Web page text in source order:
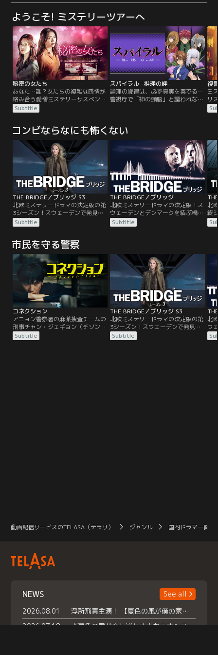
ようこそ! ミステリーツアーへ
秘密の女たち
あなた…誰？女たちの複雑な感情が
絡み合う愛憎ミステリーサスペン
ス。江南（カンナム）は最も教育に
力を入れているファミリーが多い地
め、息子の受験のために日々教育に
熱を注いでいたユンジン（ソン・ユ
ナ）。 そんな彼女のもとに謎の入試
保母、リサ・キム（キム・ソヨン）
がやってくる。しかし、リサのほん
とうの目的は…。
Subtitle
スパイラル -推理の絆-
論理の旋律は、必ず真実を奏でる--
警視庁で「神の頭脳」と謳われなが
く。しかしそれは、「ブレード・チ
ルドレン」と呼ばれる少年少女達
と、そして、兄・鳴海清隆をめぐる
謎の序章にすぎなかった…。
復
ミ
リ
「
化
者
ら
年
脱
ギ
コンビならなにも怖くない
THE BRIDGE／ブリッジ S3
北欧ミステリードラマの決定版の第
3シーズン！スウェーデンで発見さ
れたデンマーク人の奇妙な遺体。サ
ーガは新しくヘンリックとコンビを
Subtitle
THE BRIDGE／ブリッジ
北欧ミステリードラマの決定版！ス
ウェーデンとデンマークを結ぶ橋の
国境線上で遺体が発見される。それ
ぞれの国の刑事がコンビを組み、二
Subtitle
北
終
殺
し
市民を守る警察
コネクション
アニョン警察署の麻薬捜査チームの
刑事チャン・ジェギョン（チソン）
はチームのエースとして大活躍し、
署の誇りと言われるほど華々しく昇
Subtitle
THE BRIDGE／ブリッジ S3
北欧ミステリードラマの決定版の第
3シーズン！スウェーデンで発見さ
れたデンマーク人の奇妙な遺体。サ
ーガは新しくヘンリックとコンビを
Subtitle
北
ウ
国
ぞ
動画配信サービスのTELASA（テラサ） ジャンル 国内ドラマ一覧（
NEWS
See all
2026.08.01
浮所飛貴主演！ 【夏色の風が僕の家にやってきた】 本日よりテラサで独占配信スタート！
2026.07.18
『夏色の雲が恋と嵐をまきおこす』スペシャルメイキング 【Part1】2026年７月18日（土）23時30分～配信スタート！話題のシーンの裏側を大公開！豪華キャスト大集合！ 『武宮家 真夏の家族会議』開催！